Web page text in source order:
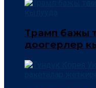
Трамп бажы
доогерлер